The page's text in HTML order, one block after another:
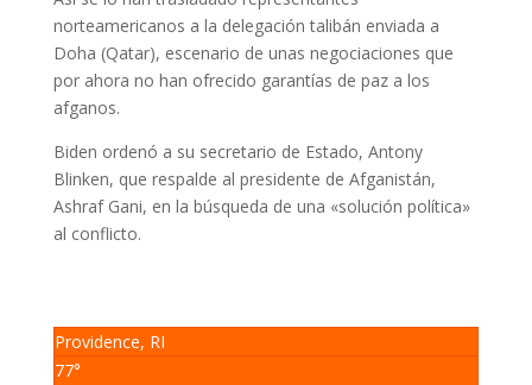
norteamericanos a la delegación talibán enviada a
Doha (Qatar), escenario de unas negociaciones que
por ahora no han ofrecido garantías de paz a los
afganos.
Biden ordenó a su secretario de Estado, Antony
Blinken, que respalde al presidente de Afganistán,
Ashraf Gani, en la búsqueda de una «solución política»
al conflicto.
Providence, RI
77°